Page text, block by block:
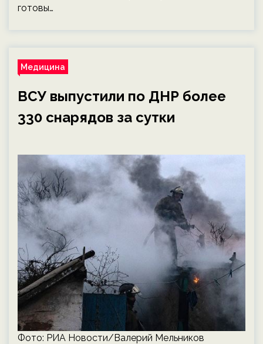
готовы…
Медицина
ВСУ выпустили по ДНР более
330 снарядов за сутки
Фото: РИА Новости/Валерий Мельников